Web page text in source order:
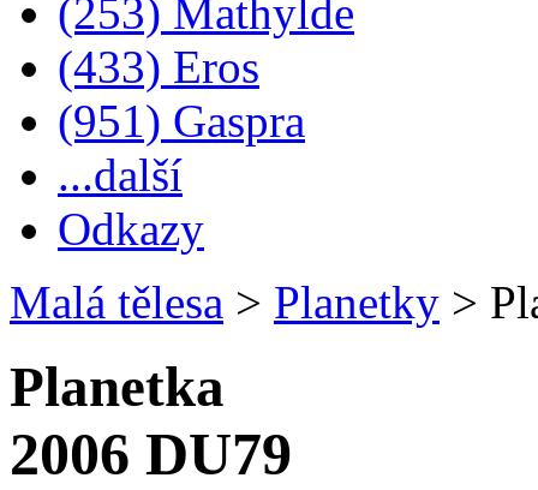
(253) Mathylde
(433) Eros
(951) Gaspra
...další
Odkazy
Malá tělesa > Planetky >
Planetka
2006 DU79